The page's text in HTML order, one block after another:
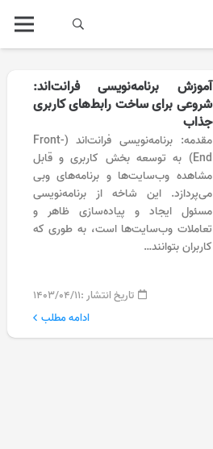
آموزش برنامه‌نویسی فرانت‌اند:
شروعی برای ساخت رابط‌های کاربری
جذاب
مقدمه: برنامه‌نویسی فرانت‌اند (Front-
End) به توسعه بخش کاربری و قابل
مشاهده وب‌سایت‌ها و برنامه‌های وبی
می‌پردازد. این شاخه از برنامه‌نویسی
مسئول ایجاد و پیاده‌سازی ظاهر و
تعاملات وب‌سایت‌ها است، به طوری که
کاربران بتوانند…
تاریخ انتشار :۱۴۰۳/۰۴/۱۱
ادامه مطلب